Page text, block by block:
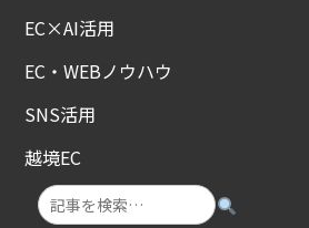
EC×AI活用
EC・WEBノウハウ
SNS活用
越境EC